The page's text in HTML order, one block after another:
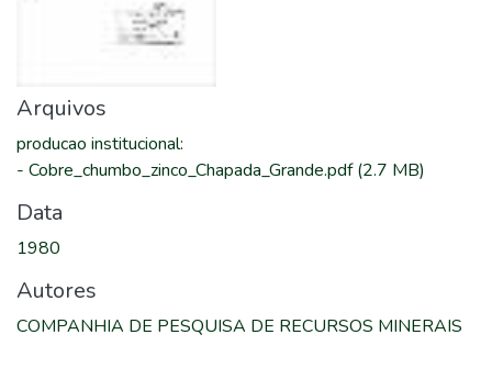
Arquivos
producao institucional:
- Cobre_chumbo_zinco_Chapada_Grande.pdf(2.7 MB)
Data
1980
Autores
COMPANHIA DE PESQUISA DE RECURSOS MINERAIS